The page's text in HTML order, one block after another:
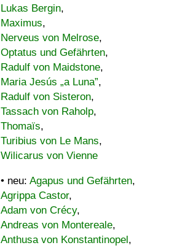
Lukas Bergin,
Maximus,
Nerveus von Melrose,
Optatus und Gefährten,
Radulf von Maidstone,
Maria Jesús „a Luna”,
Radulf von Sisteron,
Tassach von Raholp,
Thomaïs,
Turibius von Le Mans,
Wilicarus von Vienne
• neu: Agapus und Gefährten,
Agrippa Castor,
Adam von Crécy,
Andreas von Montereale,
Anthusa von Konstantinopel,